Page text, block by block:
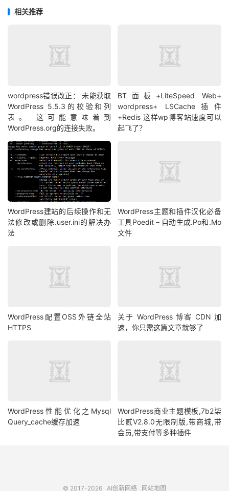
相关推荐
wordpress错误改正： 未能获取
WordPress 5.5.3的校验和列
表。 这可能意味着到
WordPress.org的连接失败。
BT面板+LiteSpeed Web+
wordpress+ LSCache插件
+Redis 这样wp博客站速度可以
起飞了？
WordPress建站的后续操作和无
法修改或删除.user.ini的解决办
法
WordPress主题和插件汉化必备
工具Poedit – 自动生成.Po和.Mo
文件
WordPress配置OSS外链全站
HTTPS
关于 WordPress 博客 CDN 加
速，你只需这篇文章就够了
WordPress性能优化之Mysql
Query_cache缓存加速
WordPress商业主题模板,7b2柒
比贰V2.8.0无限制版,带商城,带
会员,带支付等多种插件
© 2017-2026 AI创新网络 网站地图